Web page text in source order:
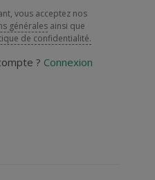
vous acceptez nos
générales ainsi que
de confidentialité.
? Connexion